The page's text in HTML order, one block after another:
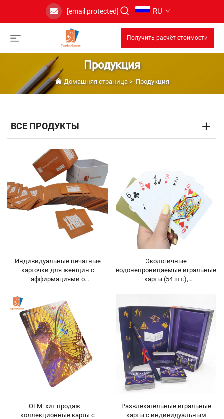
[email protected] RU
Получить расчёт стоимости
Продукция
Домашняя страница> Продукция
ВСЕ ПРОДУКТЫ
Индивидуальные печатные
карточки для женщин с
аффирмациями о
собственной торговой маркой,
мотивационные карточки,
оригинальный дизайн
игральных карт
Экологичные
водонепроницаемые игральные
карты (54 шт.),
индивидуальному заказу,
классические прочные и
привлекательные игральные
карты
OEM: хит продаж —
коллекционные карты с
Развлекательные игральные
карты с индивидуальным